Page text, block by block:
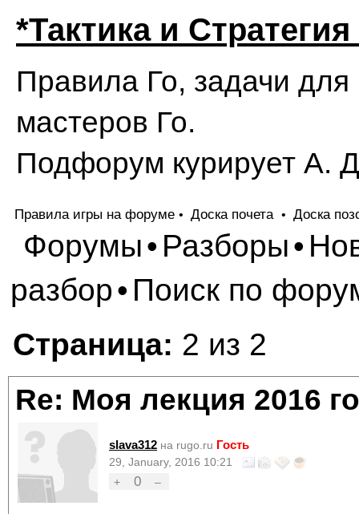
*Тактика и
Правила Го, задачи
мастеров Го.
Подфорум курирует А.
Правила игры на форуме • Доска почета • Доска
Форумы• Разборы•
разбор• Поиск по
Страница: 2 из 2
Re: Моя лекция 2016
slava312 на rugo.ru Гость
29, January, 2016 10:21
+
0 –